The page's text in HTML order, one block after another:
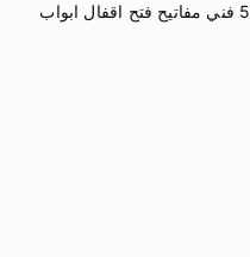
فتح ابواب سيارات الكويت 50805535 فني مفاتيح فتح اقفال ابواب